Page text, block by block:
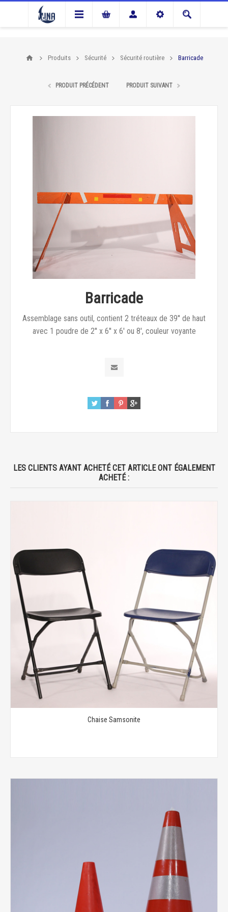
Produits Sécurité Sécurité routière Barricade
PRODUIT PRÉCÉDENT PRODUIT SUIVANT
Barricade
Assemblage sans outil, contient 2 tréteaux de 39'' de haut
avec 1 poudre de 2'' x 6'' x 6' ou 8', couleur voyante
LES CLIENTS AYANT ACHETÉ CET ARTICLE ONT ÉGALEMENT
ACHETÉ :
Chaise Samsonite